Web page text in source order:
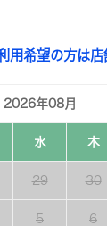
用希望の方は店
2026年08月
水 木
29 30
5 6